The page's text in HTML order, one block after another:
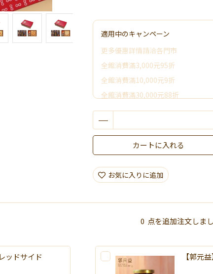
適用中のキャンペーン
更多優惠詳情請洽各門市
全館消費滿3,000元95折
全館消費滿10,000元9折
全館消費滿30,000元88折
全館消費滿50,000元享其它優惠
限時活動~消費滿3000贈好禮
カートに入れる
お気に入りに追加
0 点を追加注文しま
ッドサイド 【郭元